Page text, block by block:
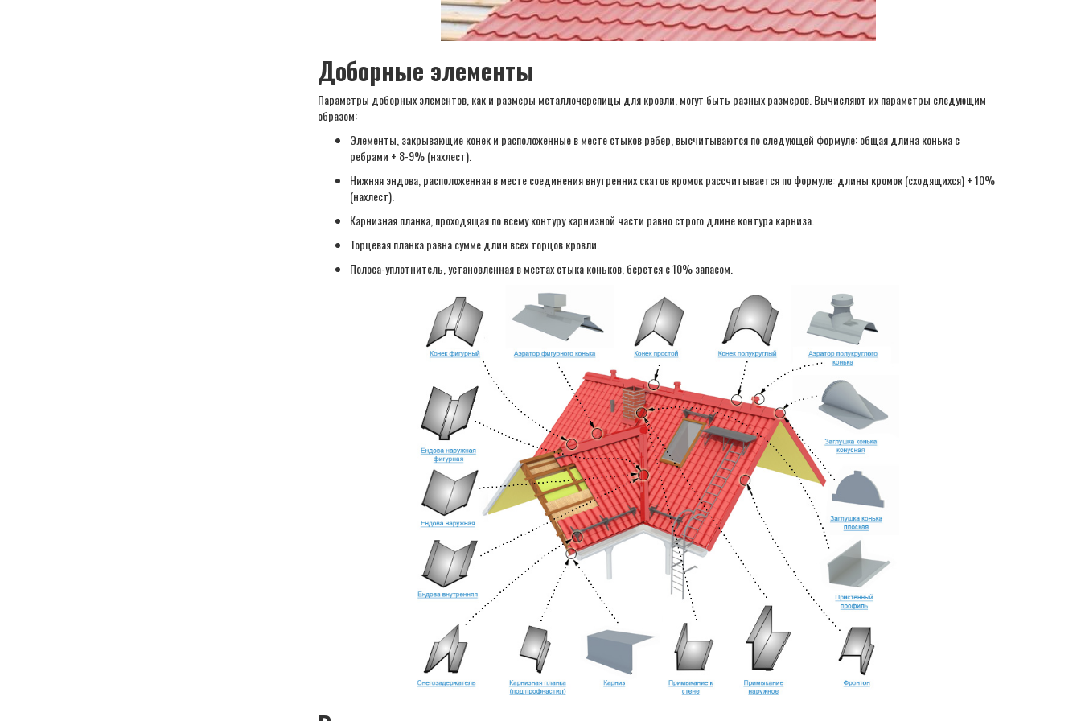
Доборные элементы
Параметры доборных элементов, как и размеры металлочерепицы для кровли, могут быть разных размеров. Вычисляют их параметры следующим
образом:
Элементы, закрывающие конек и расположенные в месте стыков ребер, высчитываются по следующей формуле: общая длина конька с
ребрами + 8-9% (нахлест).
Нижняя эндова, расположенная в месте соединения внутренних скатов кромок рассчитывается по формуле: длины кромок (сходящихся) + 10%
(нахлест).
Карнизная планка, проходящая по всему контуру карнизной части равно строго длине контура карниза.
Торцевая планка равна сумме длин всех торцов кровли.
Полоса-уплотнитель, установленная в местах стыка коньков, берется с 10% запасом.